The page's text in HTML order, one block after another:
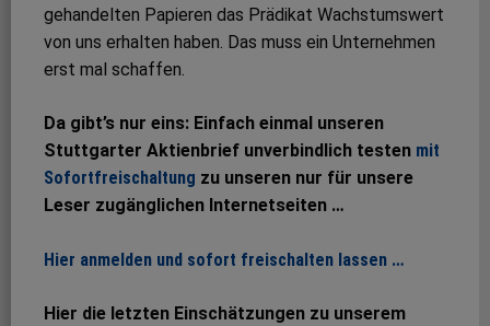
gehandelten Papieren das Prädikat Wachstumswert
von uns erhalten haben. Das muss ein Unternehmen
erst mal schaffen.
Da gibt’s nur eins: Einfach einmal unseren
Stuttgarter Aktienbrief unverbindlich testen mit
Sofortfreischaltung zu unseren nur für unsere
Leser zugänglichen Internetseiten …
Hier anmelden und sofort freischalten lassen …
Hier die letzten Einschätzungen zu unserem